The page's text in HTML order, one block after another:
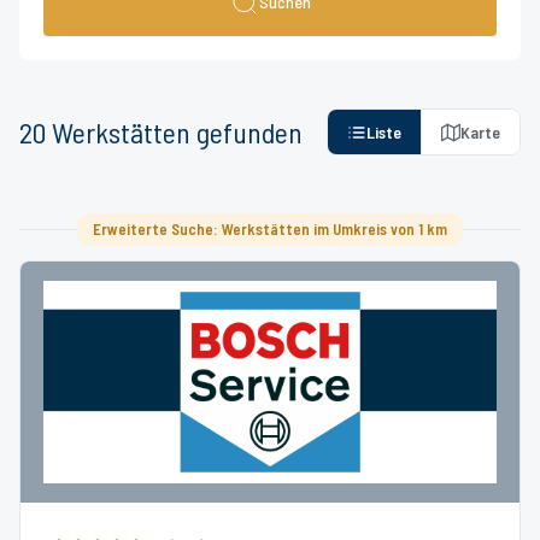
20 Werkstätten gefunden Liste Karte
Erweiterte Suche: Werkstätten im Umkreis von 1 km